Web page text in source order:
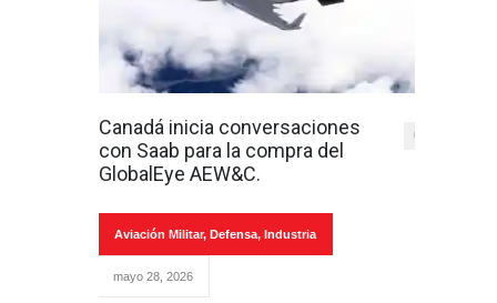
Canadá inicia conversaciones
con Saab para la compra del
GlobalEye AEW&C.
0
Aviación Militar, Defensa, Industria
mayo 28, 2026